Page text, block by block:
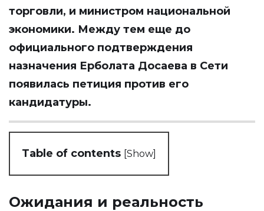
торговли, и министром национальной
экономики. Между тем еще до
официального подтверждения
назначения Ерболата Досаева в Сети
появилась петиция против его
кандидатуры.
Table of contents [Show]
Ожидания и реальность